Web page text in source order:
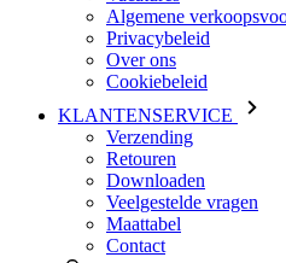
KLANTENSERVICE
Verzending
Retouren
Downloaden
Veelgestelde vragen
Maattabel
Contact
Inloggen